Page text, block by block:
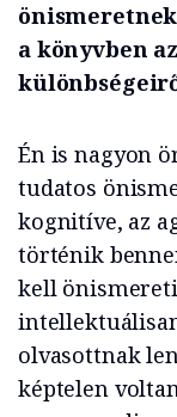
a könyvben
Én is nagyon
tudatos
kognitíve, az
történik
kell
olvasottnak
képtelen